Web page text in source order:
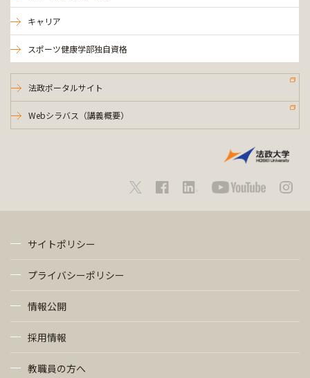
キャリア
スポーツ健康学部独自資格
法政ポータルサイト
Webシラバス（講義概要）
サイトポリシー
プライバシーポリシー
情報公開
採用情報
教職員の方へ